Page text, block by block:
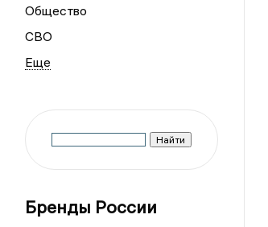
Общество
СВО
Бренды России